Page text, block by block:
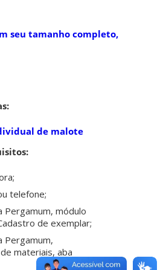
seu tamanho completo,
de malote
telefone;
Pergamum, módulo
de exemplar;
Pergamum,
materiais, aba